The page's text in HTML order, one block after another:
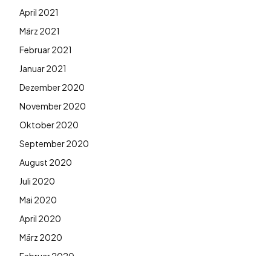
April 2021
März 2021
Februar 2021
Januar 2021
Dezember 2020
November 2020
Oktober 2020
September 2020
August 2020
Juli 2020
Mai 2020
April 2020
März 2020